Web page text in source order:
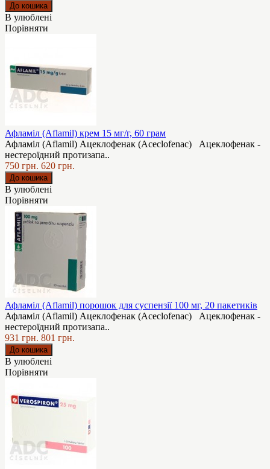
В улюблені
Порівняти
Афламіл (Aflamil) крем 15 мг/г, 60 грам
Афламіл (Aflamil) Ацеклофенак (Aceclofenac) Ацеклофенак -
нестероїдний протизапа..
750 грн. 620 грн.
В улюблені
Порівняти
Афламіл (Aflamil) порошок для суспензії 100 мг, 20 пакетиків
Афламіл (Aflamil) Ацеклофенак (Aceclofenac) Ацеклофенак -
нестероїдний протизапа..
931 грн. 801 грн.
В улюблені
Порівняти